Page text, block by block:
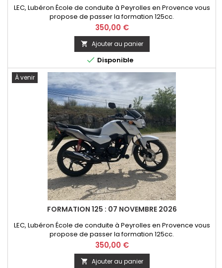
LEC, Lubéron École de conduite à Peyrolles en Provence vous
propose de passer la formation 125cc.
Prix
350,00 €
 Ajouter au panier
 Disponible
À venir
FORMATION 125 : 07 NOVEMBRE 2026
LEC, Lubéron École de conduite à Peyrolles en Provence vous
propose de passer la formation 125cc.
Prix
350,00 €
 Ajouter au panier